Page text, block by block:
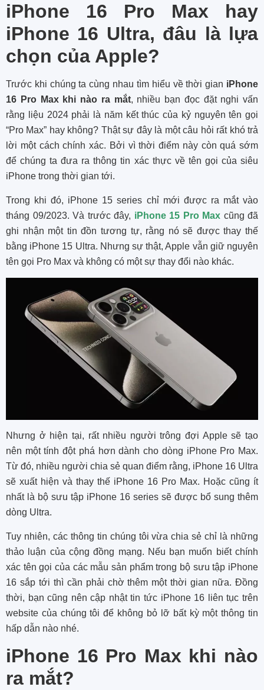
iPhone 16 Pro Max hay
iPhone 16 Ultra, đâu là lựa
chọn của Apple?
Trước khi chúng ta cùng nhau tìm hiểu về thời gian iPhone
16 Pro Max khi nào ra mắt, nhiều bạn đọc đặt nghi vấn
rằng liệu 2024 phải là năm kết thúc của kỷ nguyên tên gọi
“Pro Max” hay không? Thật sự đây là một câu hỏi rất khó trả
lời một cách chính xác. Bởi vì thời điểm này còn quá sớm
để chúng ta đưa ra thông tin xác thực về tên gọi của siêu
iPhone trong thời gian tới.
Trong khi đó, iPhone 15 series chỉ mới được ra mắt vào
tháng 09/2023. Và trước đây, iPhone 15 Pro Max cũng đã
ghi nhận một tin đồn tương tự, rằng nó sẽ được thay thế
bằng iPhone 15 Ultra. Nhưng sự thật, Apple vẫn giữ nguyên
tên gọi Pro Max và không có một sự thay đổi nào khác.
Nhưng ở hiện tại, rất nhiều người trông đợi Apple sẽ tạo
nên một tính đột phá hơn dành cho dòng iPhone Pro Max.
Từ đó, nhiều người chia sẻ quan điểm rằng, iPhone 16 Ultra
sẽ xuất hiện và thay thế iPhone 16 Pro Max. Hoặc cũng ít
nhất là bộ sưu tập iPhone 16 series sẽ được bổ sung thêm
dòng Ultra.
Tuy nhiên, các thông tin chúng tôi vừa chia sẻ chỉ là những
thảo luận của cộng đồng mạng. Nếu bạn muốn biết chính
xác tên gọi của các mẫu sản phẩm trong bộ sưu tập iPhone
16 sắp tới thì cần phải chờ thêm một thời gian nữa. Đồng
thời, bạn cũng nên cập nhật tin tức iPhone 16 liên tục trên
website của chúng tôi để không bỏ lỡ bất kỳ một thông tin
hấp dẫn nào nhé.
iPhone 16 Pro Max khi nào
ra mắt?